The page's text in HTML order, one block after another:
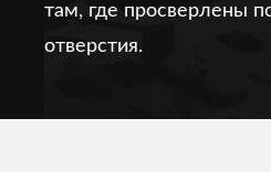
там, где просверлены
отверстия.